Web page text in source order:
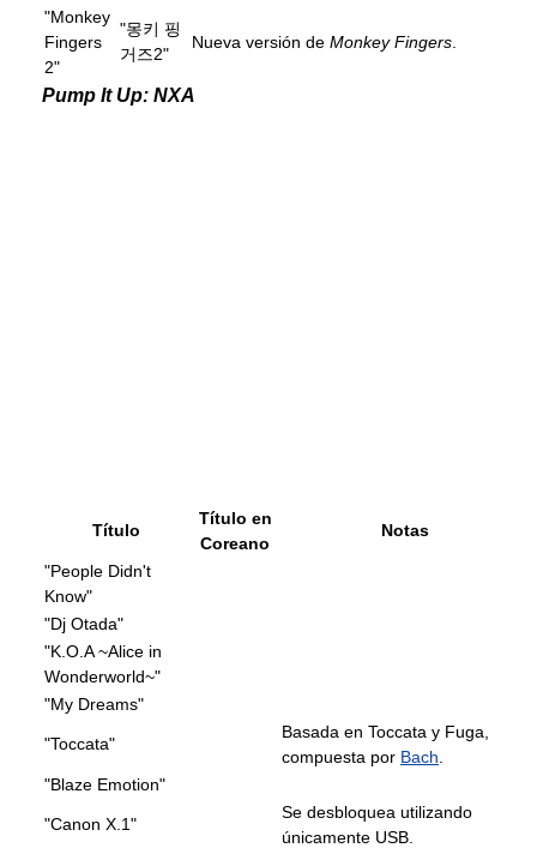
"Monkey
Fingers
2"
"몽키 핑
거즈2"
Nueva versión de Monkey Fingers
Pump It Up: NXA
Título
Título en
Coreano
Notas
"People Didn't
Know"
"Dj Otada"
"K.O.A ~Alice in
Wonderworld~"
"My Dreams"
"Toccata"
Basada en Toccata y Fuga,
compuesta por Bach
"Blaze Emotion"
"Canon X.1"
Se desbloquea utilizando
únicamente USB.